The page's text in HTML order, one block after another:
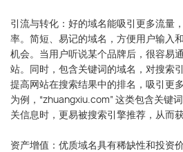
引流与转化：好的域名能吸引更多流量
率。简短、易记的域名，方便用户输入
机会。当用户听说某个品牌后，很容易
站。同时，包含关键词的域名，对搜索
提高网站在搜索结果中的排名，吸引更
为例，“zhuangxiu.com” 这类包含关键
关信息时，更易被搜索引擎推荐，从而获
资产增值：优质域名具有稀缺性和投资